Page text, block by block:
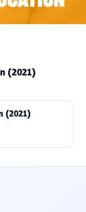
(2021)
(2021)